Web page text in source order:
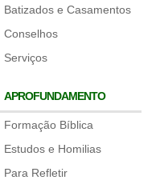
Batizados e Casamentos
Conselhos
Serviços
APROFUNDAMENTO
Formação Bíblica
Estudos e Homilias
Para Refletir